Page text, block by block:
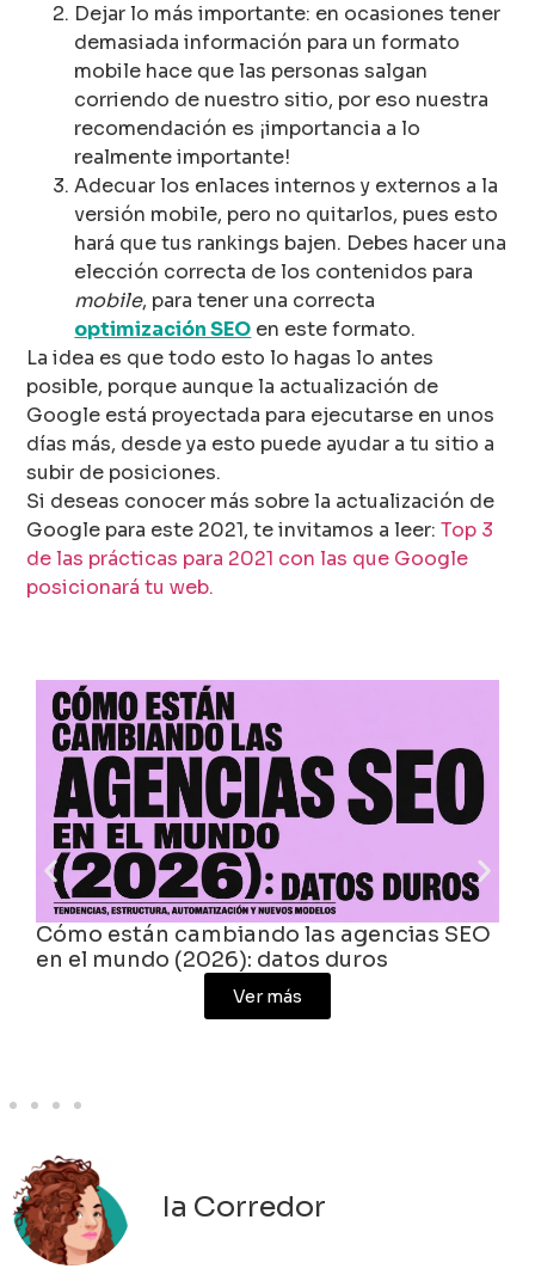
Dejar lo más importante: en ocasiones tener
demasiada información para un formato
mobile hace que las personas salgan
corriendo de nuestro sitio, por eso nuestra
recomendación es ¡importancia a lo
realmente importante!
Adecuar los enlaces internos y externos a la
versión mobile, pero no quitarlos, pues esto
hará que tus rankings bajen. Debes hacer una
elección correcta de los contenidos para
mobile, para tener una correcta
optimización SEO en este formato.
La idea es que todo esto lo hagas lo antes
posible, porque aunque la actualización de
Google está proyectada para ejecutarse en unos
días más, desde ya esto puede ayudar a tu sitio a
subir de posiciones.
Si deseas conocer más sobre la actualización de
Google para este 2021, te invitamos a leer:Top 3
de las prácticas para 2021 con las que Google
posicionará tu web.
Cómo están cambiando las agencias SEO
en el mundo (2026): datos duros
Ver más
Ia Corredor